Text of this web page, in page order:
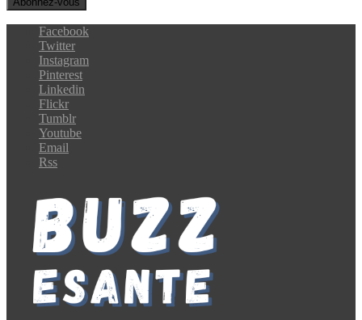
Facebook
Twitter
Instagram
Pinterest
Linkedin
Flickr
Tumblr
Youtube
Email
Rss